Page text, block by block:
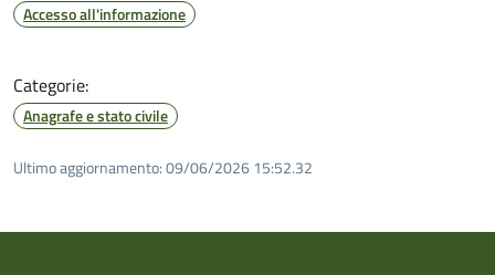
Accesso all'informazione
Categorie:
Anagrafe e stato civile
Ultimo aggiornamento:09/06/2026 15:52.32